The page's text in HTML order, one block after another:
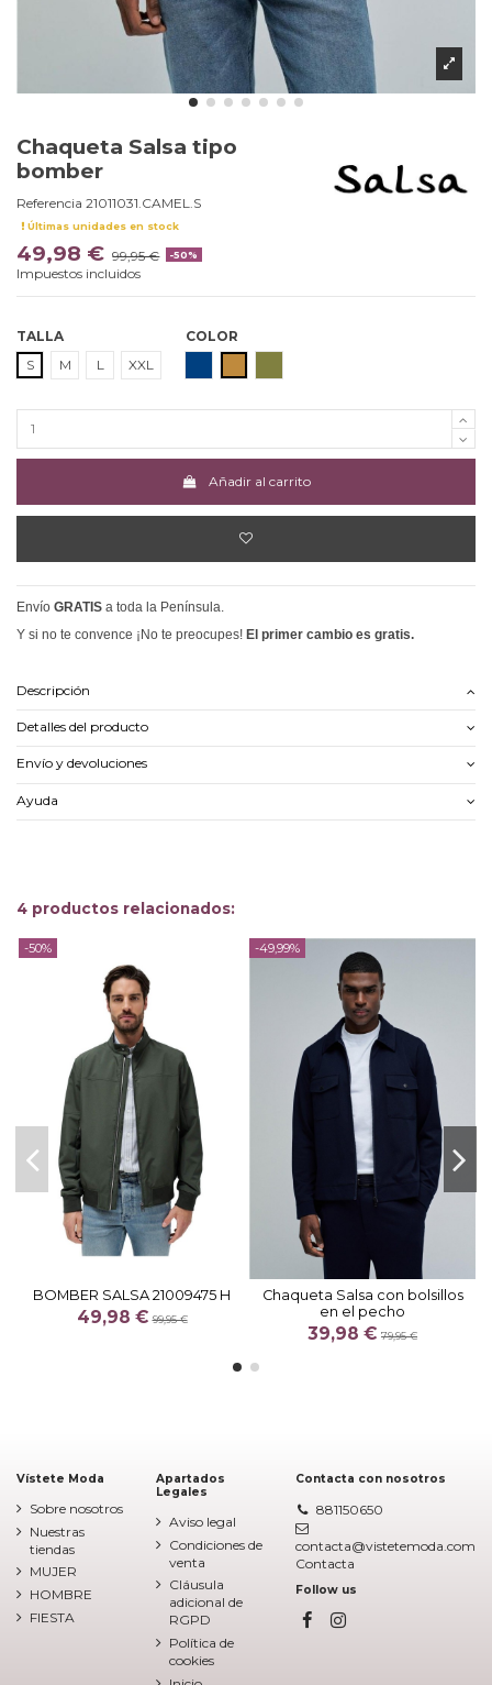
Chaqueta Salsa tipo
bomber
Referencia 21011031.CAMEL.S
Últimas unidades en stock
49,98 € 99,95 € -50%
Impuestos incluidos
TALLA
S
M L XXL
COLOR
Añadir al carrito
Envío GRATIS a toda la Península.
Y si no te convence ¡No te preocupes! El primer cambio es gratis.
Descripción
Detalles del producto
Envío y devoluciones
Ayuda
4 productos relacionados:
-50%
BOMBER SALSA 21009475 H
49,98 €99,95 €
-49,99%
Chaqueta Salsa con bolsillos
en el pecho
39,98 € 79,95 €
Vístete Moda
Sobre nosotros
Nuestras
tiendas
MUJER
HOMBRE
FIESTA
Apartados
Legales
Aviso legal
Condiciones de
venta
Cláusula
adicional de
RGPD
Política de
cookies
Contacta con nosotros
881150650
contacta@vistetemoda.com
Contacta
Follow us